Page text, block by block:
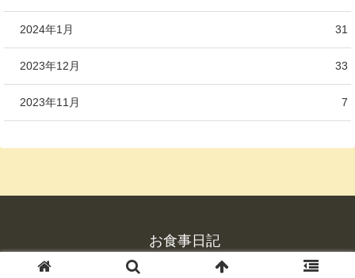
2024年1月 31
2023年12月 33
2023年11月 7
お食事日記
© 2023 お食事日記.